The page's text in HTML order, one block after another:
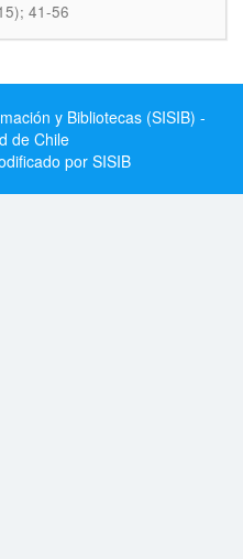
41-56
y Bibliotecas (SISIB) -
de Chile
por SISIB